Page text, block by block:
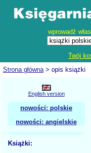
wprowadź
Twój
Strona główna> opis książki
English version
nowości: polskie
nowości: angielskie
Książki: